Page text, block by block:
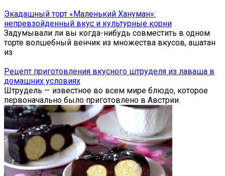
Экадашный торт «Маленький Хануман»:
непревзойденный вкус и культурные корни
Задумывали ли вы когда-нибудь совместить в одном
торте волшебный венчик из множества вкусов, ашатан
из
Рецепт приготовления вкусного штруделя из лаваша в
домашних условиях
Штрудель — известное во всем мире блюдо, которое
первоначально было приготовлено в Австрии.